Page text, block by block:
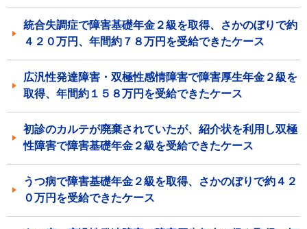
統合失調症で障害基礎年金２級を取得、さかのぼりで約
４２０万円、年間約７８万円を受給できたケース
広汎性発達障害・双極性感情障害で障害厚生年金２級を
取得、年間約１５８万円を受給できたケース
初診のカルテが廃棄されていたが、紹介状を利用し双極
性障害で障害基礎年金２級を受給できたケース
うつ病で障害基礎年金２級を取得、さかのぼりで約４２
０万円を受給できたケース